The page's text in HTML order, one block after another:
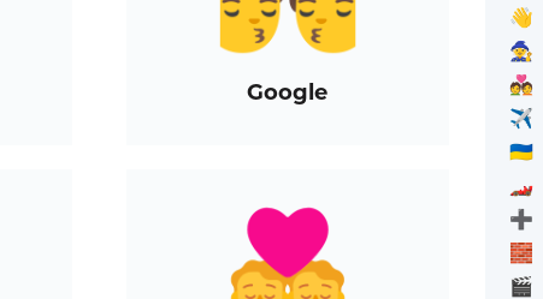
Google
👋
🧙
💑
✈️
🇺🇦
🏎️
➕
🧱
🎬